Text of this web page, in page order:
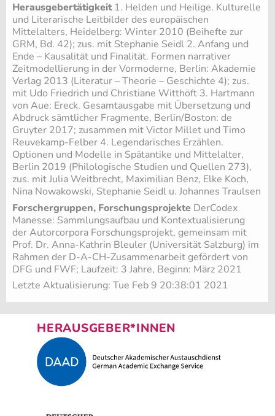
Herausgebertätigkeit1. Helden und Heilige. Kulturelle
und Literarische Leitbilder des europäischen
Mittelalters, Heidelberg: Winter 2010 (Beihefte zur
GRM, Bd. 42); zus. mit Stephanie Seidl 2. Anfang und
Ende – Kausalität und Finalität. Formen narrativer
Zeitmodellierung in der Vormoderne, Berlin: Akademie
Verlag 2013 (Literatur – Theorie – Geschichte 4); zus.
mit Udo Friedrich und Christiane Witthöft 3. Hartmann
von Aue: Ereck. Gesamtausgabe mit Übersetzung und
Abdruck sämtlicher Fragmente, Berlin/Boston: de
Gruyter 2017; zusammen mit Victor Millet und Timo
Reuvekamp-Felber 4. Legendarisches Erzählen.
Optionen und Modelle in Spätantike und Mittelalter,
Berlin 2019 (Philologische Studien und Quellen 273),
zus. mit Julia Weitbrecht, Maximilian Benz, Elke Koch,
Nina Nowakowski, Stephanie Seidl u. Johannes Traulsen
Forschergruppen, Forschungsprojekte DerCodex
Manesse: Sammlungsaufbau und Kontextualisierung
der Autorcorpora Forschungsprojekt, gemeinsam mit
Prof. Dr. Anna-Kathrin Bleuler (Universität Salzburg) im
Rahmen der D-A-CH-Zusammenarbeit gefördert von
DFG und FWF; Laufzeit: 3 Jahre, Beginn: März 2021
Letzte Aktualisierung: Tue Feb 9 20:38:01 2021
HERAUSGEBER*INNEN